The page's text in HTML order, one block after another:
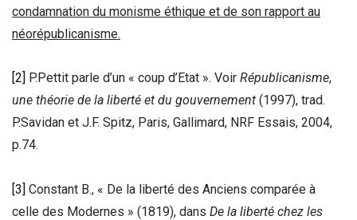
condamnation du monisme éthique et de son rapport au
néorépublicanisme.
[2] P.Pettit parle d’un « coup d’Etat ». Voir Républicanisme,
une théorie de la liberté et du gouvernement (1997), trad.
P.Savidan et J.F. Spitz, Paris, Gallimard, NRF Essais, 2004,
p.74.
[3] Constant B., « De la liberté des Anciens comparée à
celle des Modernes » (1819), dans De la liberté chez les